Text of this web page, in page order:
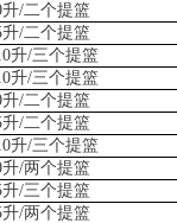
升/二个提篮
升/二个提篮
升/三个提篮
升/三个提篮
升/二个提篮
升/二个提篮
升/三个提篮
升/两个提篮
升/三个提篮
升/两个提篮